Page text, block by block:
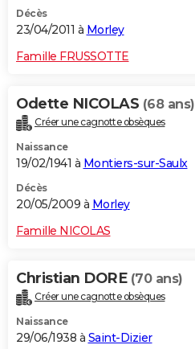
Décès
23/04/2011 à Morley
Famille FRUSSOTTE
Odette NICOLAS (68 ans)
Créer une cagnotte obsèques
Naissance
19/02/1941 à Montiers-sur-Saulx
Décès
20/05/2009 à Morley
Famille NICOLAS
Christian DORE (70 ans)
Créer une cagnotte obsèques
Naissance
29/06/1938 à Saint-Dizier